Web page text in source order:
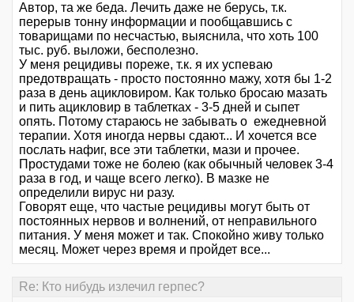
Автор, та же беда. Лечить даже не берусь, т.к.
перерыв тонну информации и пообщавшись с
товарищами по несчастью, выяснила, что хоть 100
тыс. руб. выложи, бесполезно.
У меня рецидивы пореже, т.к. я их успеваю
предотвращать - просто постоянно мажу, хотя бы 1-2
раза в день ацикловиром. Как только бросаю мазать
и пить ацикловир в таблетках - 3-5 дней и сыпет
опять. Потому стараюсь не забывать о ежедневной
терапии. Хотя иногда нервы сдают... И хочется все
послать нафиг, все эти таблетки, мази и прочее.
Простудами тоже не болею (как обычный человек 3-4
раза в год, и чаще всего легко). В мазке не
определили вирус ни разу.
Говорят еще, что частые рецидивы могут быть от
постоянных нервов и волнений, от неправильного
питания. У меня может и так. Спокойно живу только
месяц. Может через время и пройдет все...
Re: Кто нибудь излечил герпес?